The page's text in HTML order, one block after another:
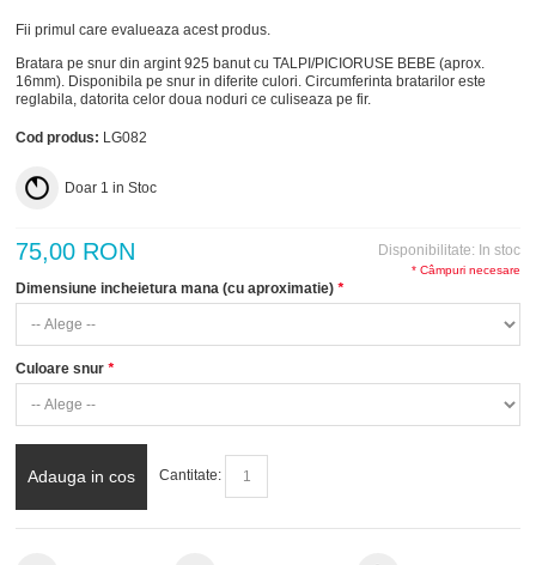
Fii primul care evalueaza acest produs.
Bratara pe snur din argint 925 banut cu TALPI/PICIORUSE BEBE (aprox.
16mm). Disponibila pe snur in diferite culori. Circumferinta bratarilor este
reglabila, datorita celor doua noduri ce culiseaza pe fir.
Cod produs: LG082
Doar 1 in Stoc
Disponibilitate: In stoc
75,00 RON
*
Dimensiune incheietura mana (cu aproximatie)
*
Culoare snur
* Câmpuri necesare
Adauga in cos Cantitate: